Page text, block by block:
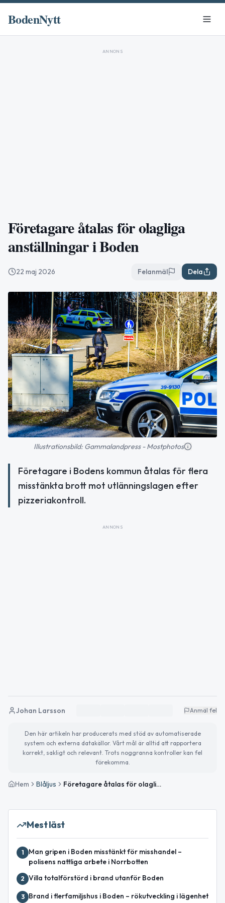
BodenNytt
ANNONS
Företagare åtalas för olagliga
anställningar i Boden
22 maj 2026 Felanmäl Dela
Illustrationsbild: Gammalandpress - Mostphotos
Företagare i Bodens kommun åtalas för flera
misstänkta brott mot utlänningslagen efter
pizzeriakontroll.
ANNONS
Johan Larsson Anmäl fel
Den här artikeln har producerats med stöd av automatiserade
system och externa datakällor. Vårt mål är alltid att rapportera
korrekt, sakligt och relevant. Trots noggranna kontroller kan fel
förekomma.
Hem Blåljus Företagare åtalas för olagliga anställningar i Boden
Mest läst
1
Man gripen i Boden misstänkt för misshandel –
polisens nattliga arbete i Norrbotten
2 Villa totalförstörd i brand utanför Boden
3
Brand i flerfamiljshus i Boden – rökutveckling i lägenhet